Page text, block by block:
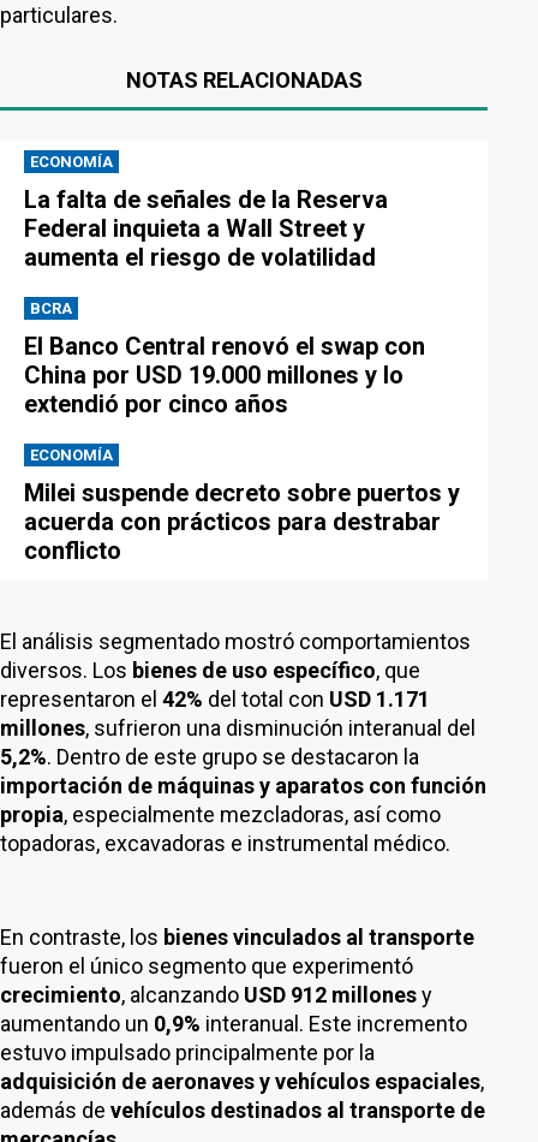
particulares.
NOTAS RELACIONADAS
ECONOMÍA
La falta de señales de la Reserva
Federal inquieta a Wall Street y
aumenta el riesgo de volatilidad
BCRA
El Banco Central renovó el swap con
China por USD 19.000 millones y lo
extendió por cinco años
ECONOMÍA
Milei suspende decreto sobre puertos y
acuerda con prácticos para destrabar
conflicto
El análisis segmentado mostró comportamientos
diversos. Los bienes de uso específico, que
representaron el 42% del total con USD 1.171
millones, sufrieron una disminución interanual del
5,2%. Dentro de este grupo se destacaron la
importación de máquinas y aparatos con función
propia, especialmente mezcladoras, así como
topadoras, excavadoras e instrumental médico.
En contraste, los bienes vinculados al transporte
fueron el único segmento que experimentó
crecimiento, alcanzando USD 912 millonesy
aumentando un 0,9% interanual. Este incremento
estuvo impulsado principalmente por la
adquisición de aeronaves y vehículos espaciales,
además de vehículos destinados al transporte de